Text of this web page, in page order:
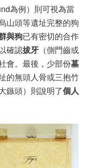
為例）則可視為當
山頭等遺址完整的狗
與狗已有密切的合作
確認拔牙 （側門齒或
會。最後，少部份墓
的無頭人骨或三抱竹
鏃頭）則說明了個人